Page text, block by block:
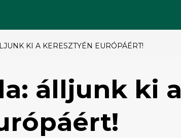
KI A KERESZTYÉN EURÓPÁÉRT!
álljunk ki a